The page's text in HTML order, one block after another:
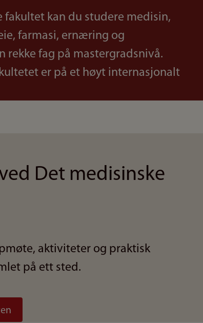
fakultet kan du studere medisin,
farmasi, ernæring og
rekke fag på mastergradsnivå.
er på et høyt internasjonalt
Det medisinske
aktiviteter og praktisk
på ett sted.